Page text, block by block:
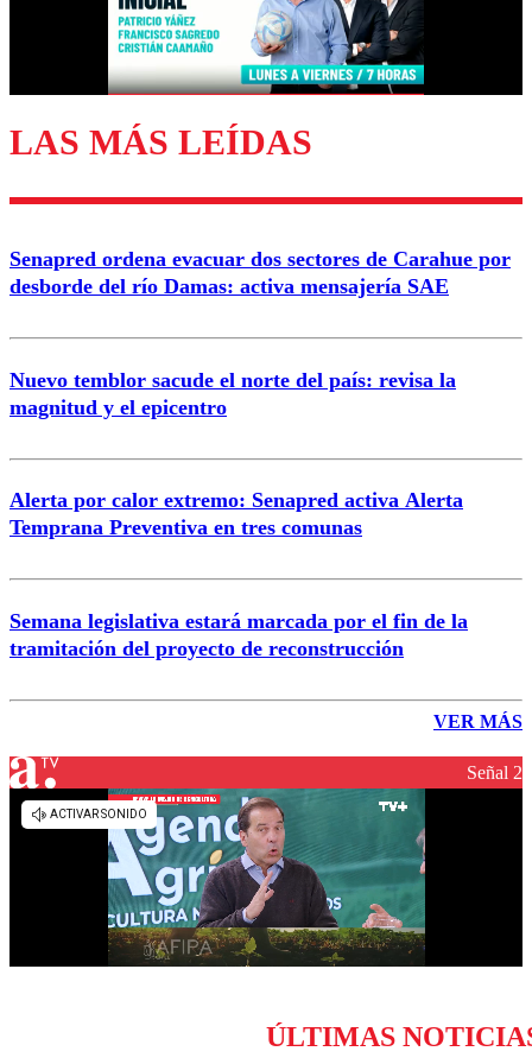
LAS MÁS LEÍDAS
Senapred ordena evacuar dos sectores de Carahue por
desborde del río Damas: activa mensajería SAE
Nuevo temblor sacude el norte del país: revisa la
magnitud y el epicentro
Alerta por calor extremo: Senapred activa Alerta
Temprana Preventiva en tres comunas
Semana legislativa estará marcada por el fin de la
tramitación del proyecto de reconstrucción
VER MÁS
Señal 2
ÚLTIMAS